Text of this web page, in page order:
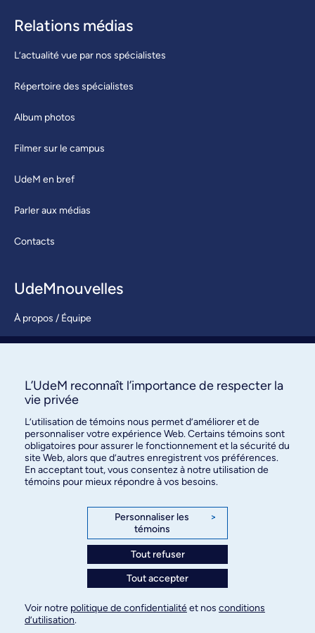
Relations médias
L’actualité vue par nos spécialistes
Répertoire des spécialistes
Album photos
Filmer sur le campus
UdeM en bref
Parler aux médias
Contacts
UdeMnouvelles
À propos / Équipe
S’abonner
des relations publiques
3744, rue Jean-Brillant, bureau 490
Montréal (Québec) H3T 1P1
Paramètres des témoins
© Université de Montréal, 2026. Tous droits
L’UdeM reconnaît l’importance de respecter la
vie privée
L’utilisation de témoins nous permet d’améliorer et de
personnaliser votre expérience Web. Certains témoins sont
obligatoires pour assurer le fonctionnement et la sécurité du
site Web, alors que d’autres enregistrent vos préférences.
En acceptant tout, vous consentez à notre utilisation de
témoins pour mieux répondre à vos besoins.
Personnaliser les
témoins
>
Tout refuser
Tout accepter
Voir notre politique de confidentialitéet nos conditions
d’utilisation.